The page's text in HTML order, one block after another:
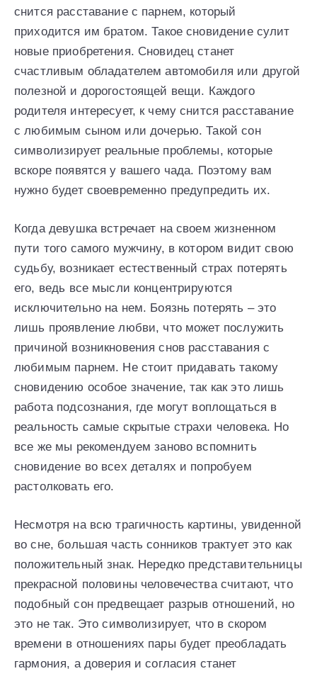
снится расставание с парнем, который
приходится им братом. Такое сновидение сулит
новые приобретения. Сновидец станет
счастливым обладателем автомобиля или другой
полезной и дорогостоящей вещи. Каждого
родителя интересует, к чему снится расставание
с любимым сыном или дочерью. Такой сон
символизирует реальные проблемы, которые
вскоре появятся у вашего чада. Поэтому вам
нужно будет своевременно предупредить их.
Когда девушка встречает на своем жизненном
пути того самого мужчину, в котором видит свою
судьбу, возникает естественный страх потерять
его, ведь все мысли концентрируются
исключительно на нем. Боязнь потерять – это
лишь проявление любви, что может послужить
причиной возникновения снов расставания с
любимым парнем. Не стоит придавать такому
сновидению особое значение, так как это лишь
работа подсознания, где могут воплощаться в
реальность самые скрытые страхи человека. Но
все же мы рекомендуем заново вспомнить
сновидение во всех деталях и попробуем
растолковать его.
Несмотря на всю трагичность картины, увиденной
во сне, большая часть сонников трактует это как
положительный знак. Нередко представительницы
прекрасной половины человечества считают, что
подобный сон предвещает разрыв отношений, но
это не так. Это символизирует, что в скором
времени в отношениях пары будет преобладать
гармония, а доверия и согласия станет